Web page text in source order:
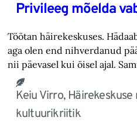
Privileeg mõelda
Töötan häirekeskuses.
aga olen end nihverdanud
nii päevasel kui öisel ajal.
Keiu Virro,
kultuurikriitik